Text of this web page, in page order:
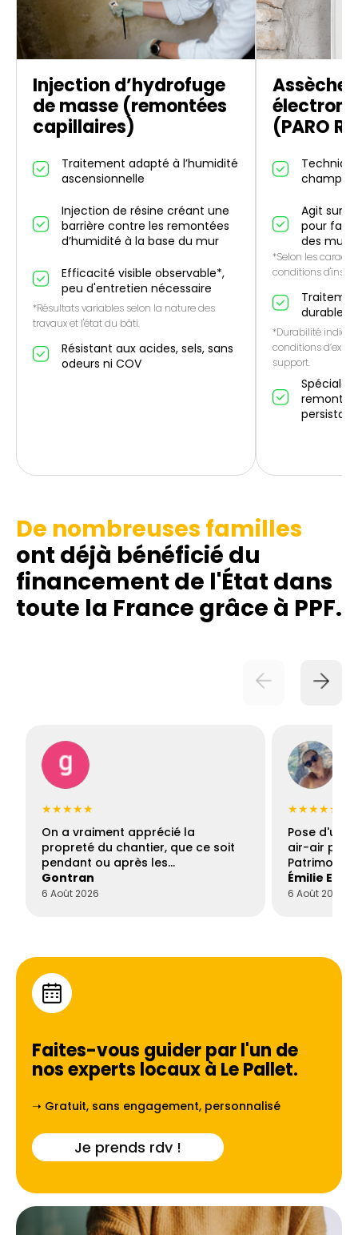
Injection d’hydrofuge
de masse (remontées
capillaires)
Traitement adapté à l’humidité
ascensionnelle
Injection de résine créant une
barrière contre les remontées
d’humidité à la base du mur
Efficacité visible observable*,
peu d'entretien nécessaire
*Résultats variables selon la nature des
travaux et l'état du bâti.
Résistant aux acides, sels, sans
odeurs ni COV
(PARO
champ
Agit sur
pour
des murs*
*Selon les
conditions
durable*
*Durabilité
conditions
support.
De nombreuses familles
ont déjà bénéficié du
financement de l'État dans
toute la France grâce à PPF.
★★★★★
On a vraiment apprécié la
propreté du chantier, que ce soit
pendant ou après les…
Gontran
6 Août 2026
★★★★★
Pose d'une
air-air par
Patrimoine
Émilie
6 Août 2026
Faites-vous guider par l'un de
nos experts locaux à Le Pallet.
➝ Gratuit, sans engagement, personnalisé
Je prends rdv !